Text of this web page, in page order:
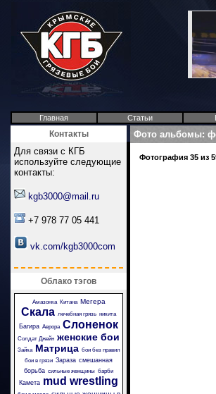
Главная Статьи
Контакты
Для связи с КГБ
используйте следующие
контакты:
kgb3000@mail.ru
+7 978 77 05 441
vk.com/kgb3000com
Облако тэгов
Амазонка Китана Мегера
Скала лечебная грязь никита
Багира Аврора Слоненок
Солдат Джейн женские бои
Зайка Матрица бои без правил
бои в грязи Зараза смешанная
борьба сильные женщины барби
Камета mud wrestling
Фото альбомы:
Фотография 35 из